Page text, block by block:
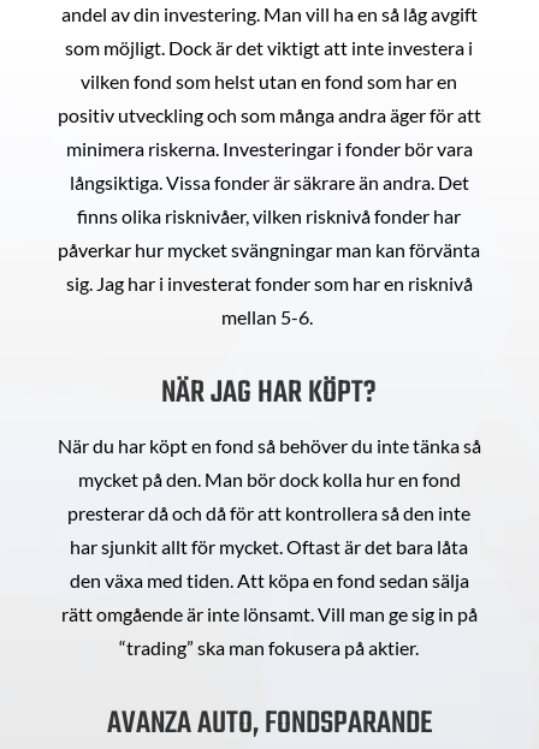
andel av din investering. Man vill ha en så låg avgift
som möjligt. Dock är det viktigt att inte investera i
vilken fond som helst utan en fond som har en
positiv utveckling och som många andra äger för att
minimera riskerna. Investeringar i fonder bör vara
långsiktiga. Vissa fonder är säkrare än andra. Det
finns olika risknivåer, vilken risknivå fonder har
påverkar hur mycket svängningar man kan förvänta
sig. Jag har i investerat fonder som har en risknivå
mellan 5-6.
NÄR JAG HAR KÖPT?
När du har köpt en fond så behöver du inte tänka så
mycket på den. Man bör dock kolla hur en fond
presterar då och då för att kontrollera så den inte
har sjunkit allt för mycket. Oftast är det bara låta
den växa med tiden. Att köpa en fond sedan sälja
rätt omgående är inte lönsamt. Vill man ge sig in på
“trading” ska man fokusera på aktier.
AVANZA AUTO, FONDSPARANDE